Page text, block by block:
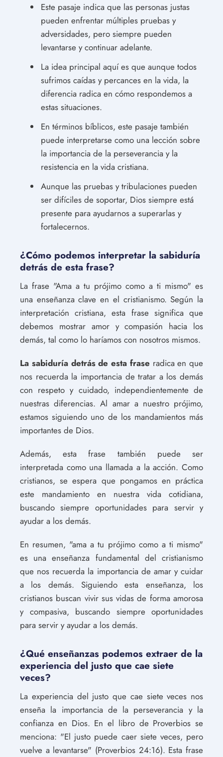
Este pasaje indica que las personas justas
pueden enfrentar múltiples pruebas y
adversidades, pero siempre pueden
levantarse y continuar adelante.
La idea principal aquí es que aunque todos
sufrimos caídas y percances en la vida, la
diferencia radica en cómo respondemos a
estas situaciones.
En términos bíblicos, este pasaje también
puede interpretarse como una lección sobre
la importancia de la perseverancia y la
resistencia en la vida cristiana.
Aunque las pruebas y tribulaciones pueden
ser difíciles de soportar, Dios siempre está
presente para ayudarnos a superarlas y
fortalecernos.
¿Cómo podemos interpretar la sabiduría
detrás de esta frase?
La frase "Ama a tu prójimo como a ti mismo" es
una enseñanza clave en el cristianismo. Según la
interpretación cristiana, esta frase significa que
debemos mostrar amor y compasión hacia los
demás, tal como lo haríamos con nosotros mismos.
La sabiduría detrás de esta frase radica en que
nos recuerda la importancia de tratar a los demás
con respeto y cuidado, independientemente de
nuestras diferencias. Al amar a nuestro prójimo,
estamos siguiendo uno de los mandamientos más
importantes de Dios.
Además, esta frase también puede ser
interpretada como una llamada a la acción. Como
cristianos, se espera que pongamos en práctica
este mandamiento en nuestra vida cotidiana,
buscando siempre oportunidades para servir y
ayudar a los demás.
En resumen, "ama a tu prójimo como a ti mismo"
es una enseñanza fundamental del cristianismo
que nos recuerda la importancia de amar y cuidar
a los demás. Siguiendo esta enseñanza, los
cristianos buscan vivir sus vidas de forma amorosa
y compasiva, buscando siempre oportunidades
para servir y ayudar a los demás.
¿Qué enseñanzas podemos extraer de la
experiencia del justo que cae siete
veces?
La experiencia del justo que cae siete veces nos
enseña la importancia de la perseverancia y la
confianza en Dios. En el libro de Proverbios se
menciona: "El justo puede caer siete veces, pero
vuelve a levantarse" (Proverbios 24:16). Esta frase